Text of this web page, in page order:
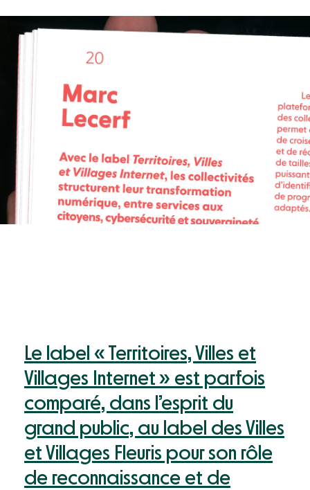
Le label « Territoires, Villes et
Villages Internet » est parfois
comparé, dans l’esprit du
grand public, au label des Villes
et Villages Fleuris pour son rôle
de reconnaissance et de